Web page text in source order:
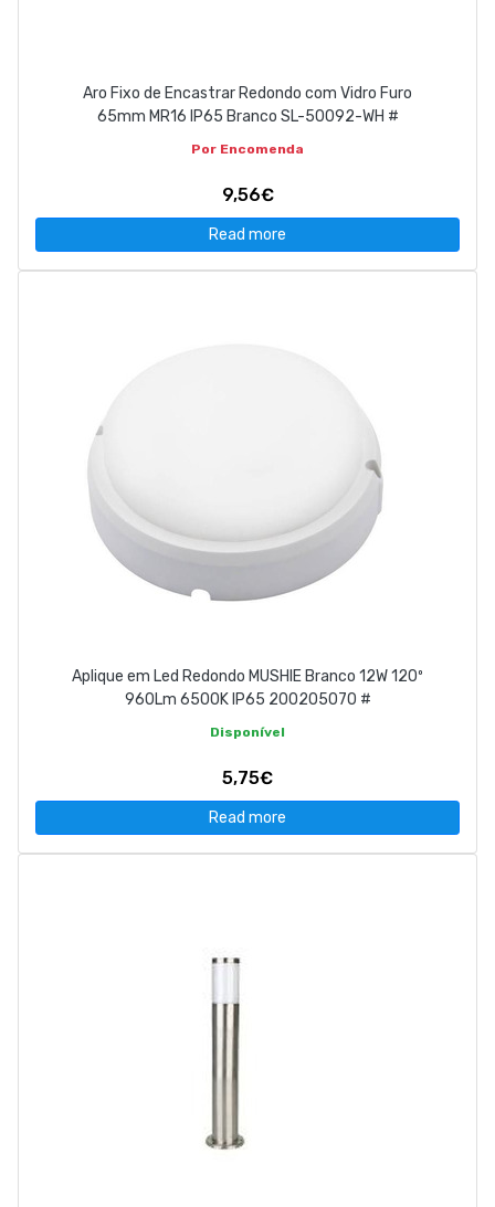
Aro Fixo de Encastrar Redondo com Vidro Furo
65mm MR16 IP65 Branco SL-50092-WH #
Por Encomenda
9,56€
Read more
Aplique em Led Redondo MUSHIE Branco 12W 120º
960Lm 6500K IP65 200205070 #
Disponível
5,75€
Read more